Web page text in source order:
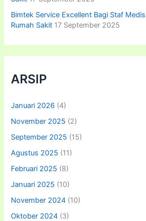
Bimtek Service Excellent Bagi Staf
Rumah Sakit 17 September 2025
ARSIP
Januari 2026 (4)
November 2025 (2)
September 2025 (15)
Agustus 2025 (11)
Februari 2025 (8)
Januari 2025 (10)
November 2024 (10)
Oktober 2024 (3)